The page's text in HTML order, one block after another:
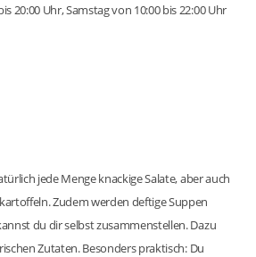
20:00 Uhr, Samstag von 10:00 bis 22:00 Uhr
jede Menge knackige Salate, aber auch
Zudem werden deftige Suppen
du dir selbst zusammenstellen. Dazu
Zutaten. Besonders praktisch: Du